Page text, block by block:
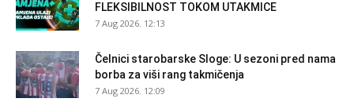
FLEKSIBILNOST TOKOM UTAKMICE
7 Aug 2026. 12:13
Čelnici starobarske Sloge: U sezoni pred nama
borba za viši rang takmičenja
7 Aug 2026. 12:09